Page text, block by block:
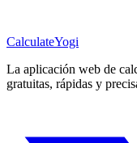
CalculateYogi
La aplicación web de
gratuitas, rápidas y